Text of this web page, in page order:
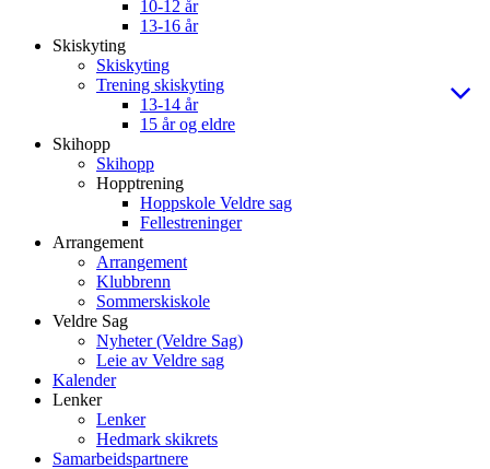
10-12 år
13-16 år
Skiskyting
Skiskyting
Trening skiskyting
13-14 år
15 år og eldre
Skihopp
Skihopp
Hopptrening
Hoppskole Veldre sag
Fellestreninger
Arrangement
Arrangement
Klubbrenn
Sommerskiskole
Veldre Sag
Nyheter (Veldre Sag)
Leie av Veldre sag
Kalender
Lenker
Lenker
Hedmark skikrets
Samarbeidspartnere